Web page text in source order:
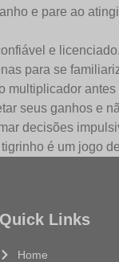
e pare ao
e licenciado.
para se
multiplicador
seus ganhos e
decisões
é um jogo
Quick Links
Home